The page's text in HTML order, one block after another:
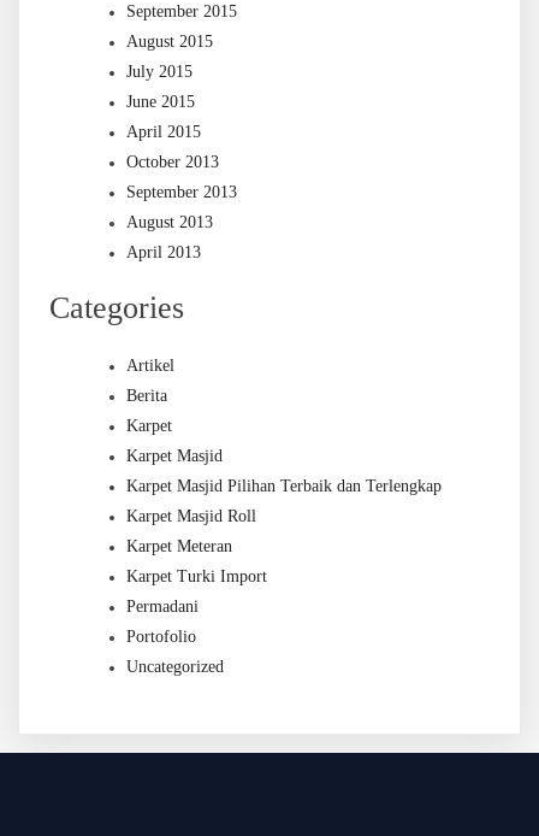
September 2015
August 2015
July 2015
June 2015
April 2015
October 2013
September 2013
August 2013
April 2013
Categories
Artikel
Berita
Karpet
Karpet Masjid
Karpet Masjid Pilihan Terbaik dan Terlengkap
Karpet Masjid Roll
Karpet Meteran
Karpet Turki Import
Permadani
Portofolio
Uncategorized